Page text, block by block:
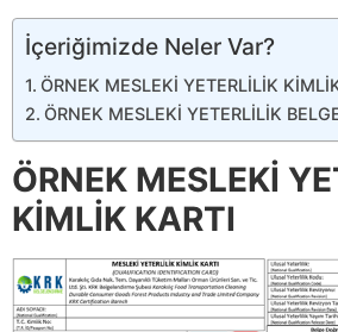
İçeriğimizde Neler Var?
ÖRNEK MESLEKİ YETERLİLİK
ÖRNEK MESLEKİ YETERLİLİK
ÖRNEK MESLEKİ
KİMLİK KARTI